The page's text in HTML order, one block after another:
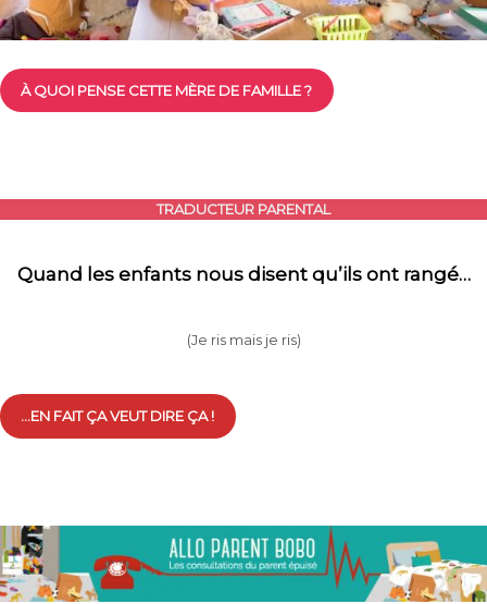
À QUOI PENSE CETTE MÈRE DE FAMILLE ?
TRADUCTEUR PARENTAL
Quand les enfants nous disent qu’ils ont rangé…
(Je ris mais je ris)
…EN FAIT ÇA VEUT DIRE ÇA !